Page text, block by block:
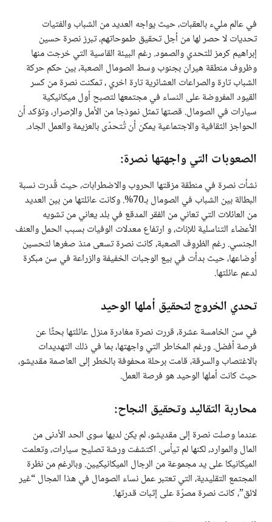
في عالم مليء بالعقبات، حيث يواجه العديد من الشباب والفتيات
تحديات لا حصر لها من أجل تحقيق طموحاتهم، تبرز نصرة حسين
إبراهيم كرمز للتحدي والصمود. رغم البيئة القاسية التي خرجت منها
وظروف منطقة هيران بجنوب وسط الصومال الصعبة، بين حكم حركة
الشباب تارة والصراعات العشائرية تارة اخري ، تمكنت نصرة من كسر
القيود المفروضة على النساء في مجتمعها لتصبح أول ميكانيكية
سيارات في الصومال. قصتها تمثل نموذجا من الأمل والإصرار، وتؤكد أن
الحواجز الثقافية والاجتماعية يمكن أن تُتحدّى بالعزيمة والعمل الجاد.
الصعوبات التي واجهتها نصرة:
نشأت نصرة في منطقة مزقتها الحروب والاضطرابات، حيث قُدرت نسبة
البطالة بين الشباب في الصومال بـ70%. وكانت عائلتها من بين العديد
من العائلات التي تعاني من الفقر المدقع في بلد يعاني من تشويه
الأعضاء التناسلية للإناث، و ارتفاع معدلات الوفيات بسبب الحمل والعنف
الجنسي. رغم الظروف الصعبة، كانت نصرة تسعى منذ صغرها لتحسين
أوضاعها، حيث بدأت في بيع الوجبات الخفيفة والزراعة في سن مبكرة
لدعم عائلتها.
تحدي الخروج لتحقيق أملها الوحيد
في سن الخامسة عشرة، قررت نصرة مغادرة منزل عائلتها بحثًا عن
فرصة أفضل. ورغم المخاطر التي واجهتها، بما في ذلك التهديدات
بالاغتصاب والسرقة، قامت برحلة محفوفة بالخطر إلى العاصمة مقديشو،
حيث كانت أملها الوحيد هو فرصة العمل.
محاربة التقاليد وتحقيق النجاح:
عندما وصلت نصرة إلى مقديشو، لم يكن لديها سوى الحد الأدنى من
المال والموارد، لكنها لم تيأس. اكتشفت ورشة تصليح سيارات، وتعلمت
الميكانيكا على يد مجموعة من الرجال الميكانيكيين. وبالرغم من نظرة
المجتمع التقليدية، التي تعتبر عمل نساء الصومال في هذا المجال “غير
لائق”، كانت نصرة مصرّة على إثبات قدرتها.